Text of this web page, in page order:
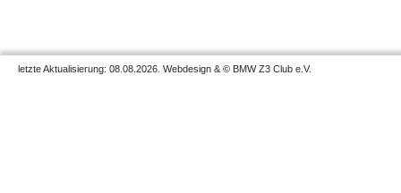
letzte Aktualisierung: 08.08.2026. Webdesign & © BMW Z3 Club e.V.